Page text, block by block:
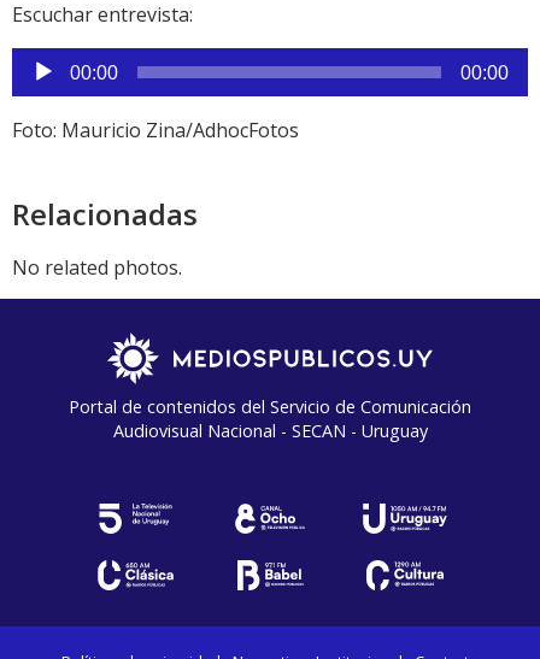
Escuchar entrevista:
Reproductor
de
audio
00:00 00:00
Foto: Mauricio Zina/AdhocFotos
Relacionadas
No related photos.
Portal de contenidos del Servicio de Comunicación
Audiovisual Nacional - SECAN - Uruguay